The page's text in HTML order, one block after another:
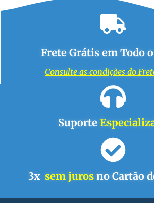
Frete Grátis em Todo o
Consulte as condições do
Suporte
3x sem juros no Cartão